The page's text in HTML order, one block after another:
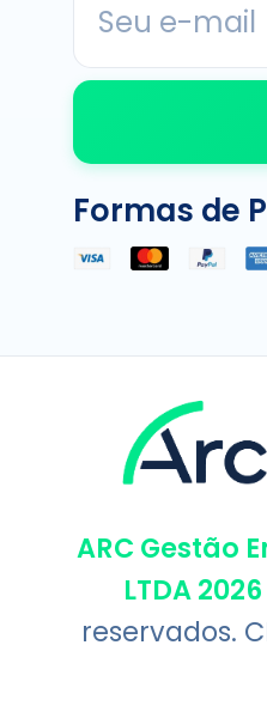
Formas de
ARC Gestão
LTDA 2026
reservados.